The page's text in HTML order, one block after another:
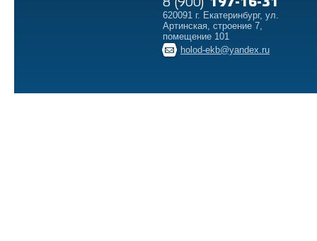
620091 г. Екатеринбург, ул.
Артинская, строение 7,
помещение 101
holod-ekb@yandex.ru